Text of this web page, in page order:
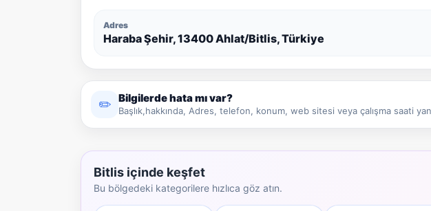
Adres
Haraba Şehir, 13400 Ahlat/Bitlis, Türkiye
✏️ Bilgilerde hata mı var?
Başlık,hakkında, Adres, telefon, konum, web sitesi veya çalışma saati
Bitlis içinde keşfet
Bu bölgedeki kategorilere hızlıca göz atın.